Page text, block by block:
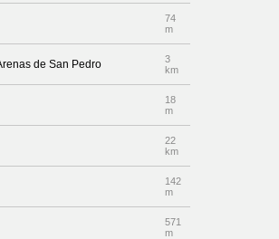
74
m
de San Pedro
3
km
18
m
22
km
142
m
571
m